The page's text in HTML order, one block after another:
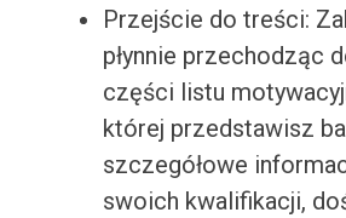
Przejście do treści:
płynnie przechodząc
części listu
której przedstawisz
szczegółowe
swoich kwalifikacji,